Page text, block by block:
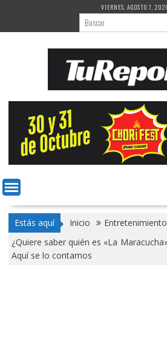
contenido
VIERNES, AGOSTO 7,
Estás aquí Inicio
Entretenimiento
¿Quiere saber quién es «La
Aquí se lo contamos